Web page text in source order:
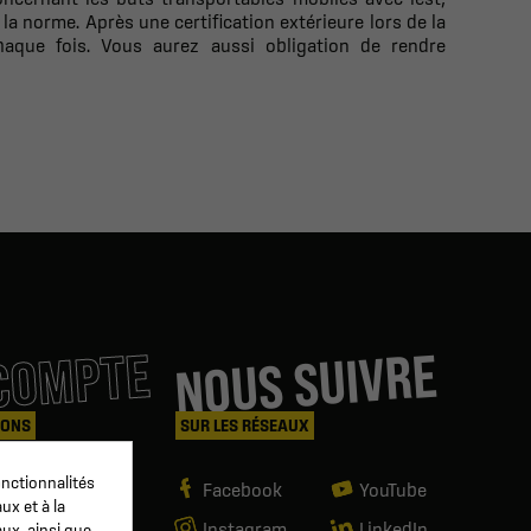
norme. Après une certification extérieure lors de la
fois. Vous aurez aussi obligation de rendre
NOUS SUIVRE
SUR LES RÉSEAUX
Facebook
YouTube
et à la